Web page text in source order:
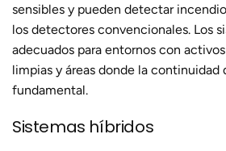
sensibles y pueden detectar
los detectores convencionales. Los
adecuados para entornos con
limpias y áreas donde la continuidad
fundamental.
Sistemas híbridos